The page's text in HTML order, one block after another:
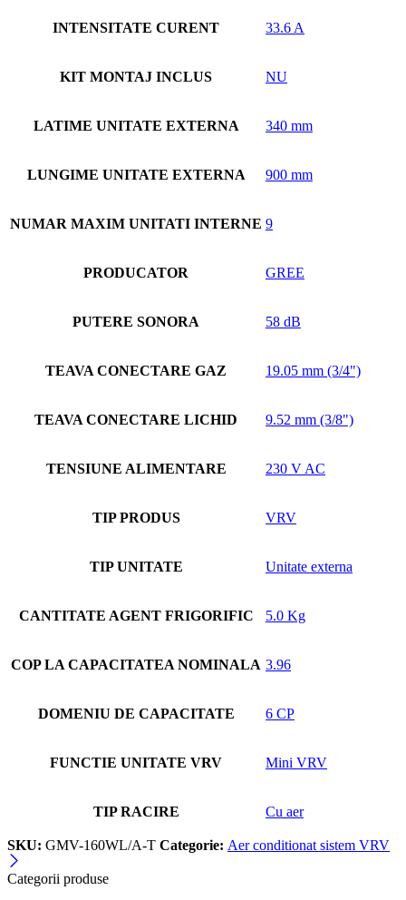
INTENSITATE CURENT 33.6 A
KIT MONTAJ INCLUS NU
LATIME UNITATE EXTERNA 340 mm
LUNGIME UNITATE EXTERNA 900 mm
NUMAR MAXIM UNITATI INTERNE 9
PRODUCATOR GREE
PUTERE SONORA 58 dB
TEAVA CONECTARE GAZ 19.05 mm (3/4")
TEAVA CONECTARE LICHID 9.52 mm (3/8")
TENSIUNE ALIMENTARE 230 V AC
TIP PRODUS VRV
TIP UNITATE Unitate externa
CANTITATE AGENT FRIGORIFIC 5.0 Kg
COP LA CAPACITATEA NOMINALA 3.96
DOMENIU DE CAPACITATE 6 CP
FUNCTIE UNITATE VRV Mini VRV
TIP RACIRE Cu aer
SKU: GMV-160WL/A-T Categorie: Aer conditionat sistem VRV
Categorii produse